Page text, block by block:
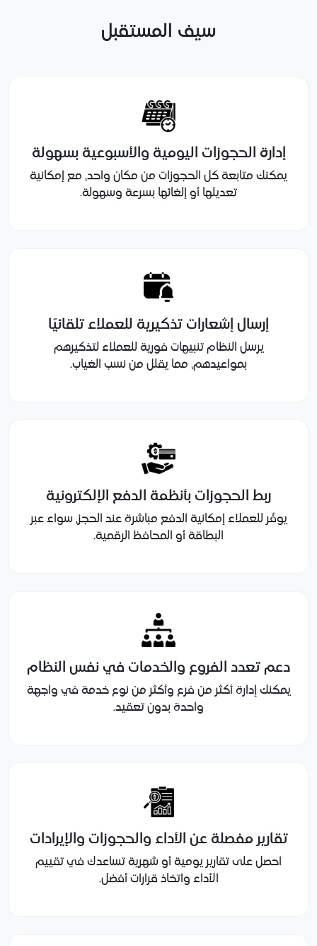
سيف المستقبل
إدارة الحجوزات اليومية والأسبوعية بسهولة
يمكنك متابعة كل الحجوزات من مكان واحد، مع إمكانية
تعديلها أو إلغائها بسرعة وسهولة.
إرسال إشعارات تذكيرية للعملاء تلقائيًا
يرسل النظام تنبيهات فورية للعملاء لتذكيرهم
بمواعيدهم، مما يقلل من نسب الغياب.
ربط الحجوزات بأنظمة الدفع الإلكترونية
يوفّر للعملاء إمكانية الدفع مباشرة عند الحجز، سواء عبر
البطاقة أو المحافظ الرقمية.
دعم تعدد الفروع والخدمات في نفس النظام
يمكنك إدارة أكثر من فرع وأكثر من نوع خدمة في واجهة
واحدة بدون تعقيد.
تقارير مفصلة عن الأداء والحجوزات والإيرادات
احصل على تقارير يومية أو شهرية تساعدك في تقييم
الأداء واتخاذ قرارات أفضل.